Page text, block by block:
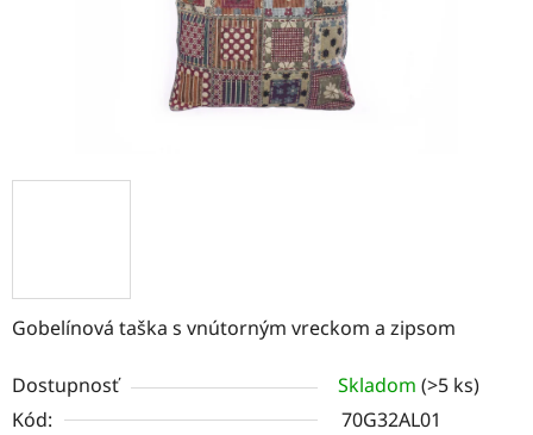
Gobelínová taška s vnútorným vreckom a zipsom
Dostupnosť Skladom (>5 ks)
Kód:
70G32AL01